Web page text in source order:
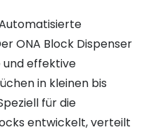
ONA Block Dispenser
und effektive
in kleinen bis
für die
entwickelt, verteilt